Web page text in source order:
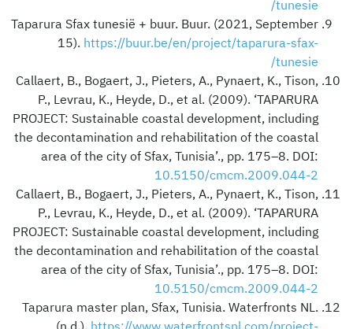
tunesie/
Taparura Sfax tunesië + buur. Buur. (2021, September
15). https://buur.be/en/project/taparura-sfax-
tunesie/
Callaert, B., Bogaert, J., Pieters, A., Pynaert, K., Tison,
P., Levrau, K., Heyde, D., et al. (2009). ‘TAPARURA
PROJECT: Sustainable coastal development, including
the decontamination and rehabilitation of the coastal
area of the city of Sfax, Tunisia’., pp. 175–8. DOI:
10.5150/cmcm.2009.044-2
Callaert, B., Bogaert, J., Pieters, A., Pynaert, K., Tison,
P., Levrau, K., Heyde, D., et al. (2009). ‘TAPARURA
PROJECT: Sustainable coastal development, including
the decontamination and rehabilitation of the coastal
area of the city of Sfax, Tunisia’., pp. 175–8. DOI:
10.5150/cmcm.2009.044-2
Taparura master plan, Sfax, Tunisia. Waterfronts NL.